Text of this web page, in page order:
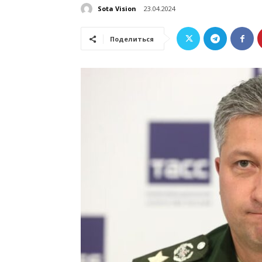
Sota Vision 23.04.2024
Поделиться